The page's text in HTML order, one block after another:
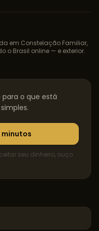
em Constelação Familiar,
o Brasil online — e exterior.
o que está
minutos
seu dinheiro, ouço